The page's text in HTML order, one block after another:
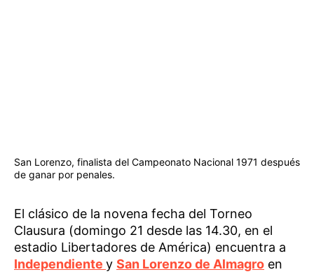
San Lorenzo, finalista del Campeonato Nacional 1971 después
de ganar por penales.
El clásico de la novena fecha del Torneo
Clausura (domingo 21 desde las 14.30, en el
estadio Libertadores de América) encuentra a
Independiente y San Lorenzo de Almagro en